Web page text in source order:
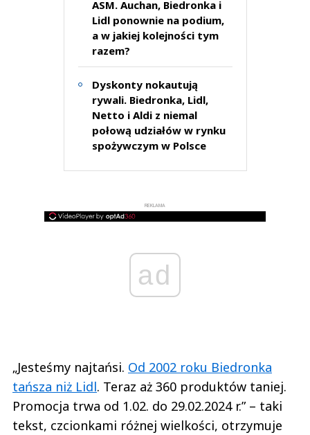
ASM. Auchan, Biedronka i
Lidl ponownie na podium,
a w jakiej kolejności tym
razem?
Dyskonty nokautują
rywali. Biedronka, Lidl,
Netto i Aldi z niemal
połową udziałów w rynku
spożywczym w Polsce
REKLAMA
ad
„Jesteśmy najtańsi. Od 2002 roku Biedronka
tańsza niż Lidl. Teraz aż 360 produktów taniej.
Promocja trwa od 1.02. do 29.02.2024 r.” – taki
tekst, czcionkami różnej wielkości, otrzymuje